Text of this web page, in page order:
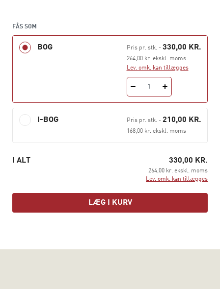
Denne 6. udgave af bogen er opdateret i forhold til den
nyeste forskning om læring.
FÅS SOM
BOG Pris pr. stk.- 330,00 KR.
264,00 kr. ekskl. moms
Lev. omk. kan tillægges
1
I-BOG Pris pr. stk.- 210,00 KR.
168,00 kr. ekskl. moms
I ALT 330,00 KR.
264,00 kr. ekskl. moms
Lev. omk. kan tillægges
LÆG I KURV